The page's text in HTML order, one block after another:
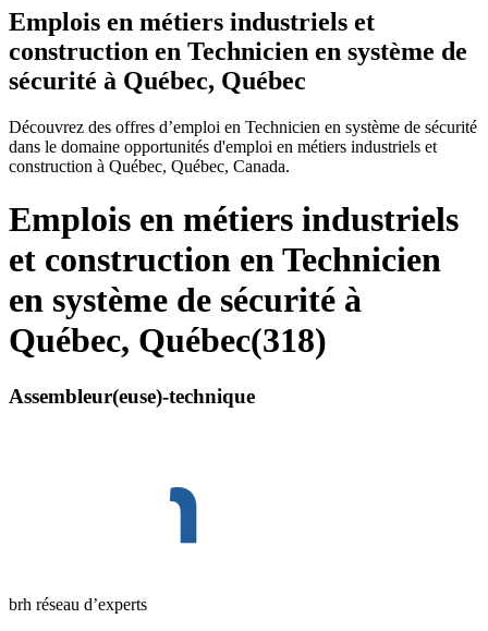
Emplois en métiers industriels et
construction en Technicien en système de
sécurité à Québec, Québec
Découvrez des offres d’emploi en Technicien en système de sécurité
dans le domaine opportunités d'emploi en métiers industriels et
construction à Québec, Québec, Canada.
Emplois en métiers industriels
et construction en Technicien
en système de sécurité à
Québec, Québec(318)
Assembleur(euse)-technique
brh réseau d’experts